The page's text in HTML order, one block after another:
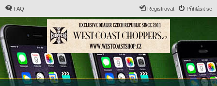
FAQ Přihlásit se
Registrovat